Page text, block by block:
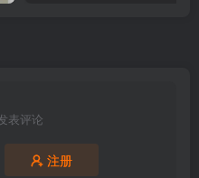
表评论
注册